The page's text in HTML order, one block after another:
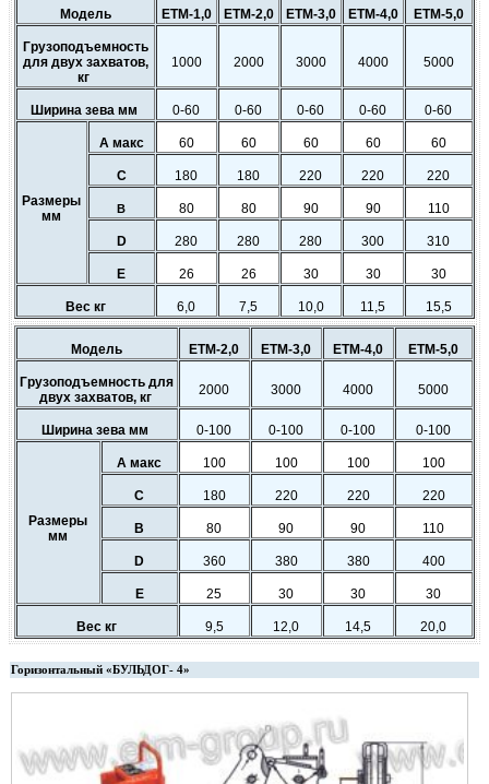
Модель ETM-1,0 ETM-2,0 ETM-3,0 ETM-4,0 ETM-5,0
Грузоподъемность
для двух захватов,
кг
1000 2000 3000 4000 5000
Ширина зева мм 0-60 0-60 0-60 0-60 0-60
Размеры
мм
A макс 60 60 60 60 60
C 180 180 220 220 220
B 80 80 90 90 110
D 280 280 280 300 310
E 26 26 30 30 30
Вес кг 6,0 7,5 10,0 11,5 15,5
Модель ETM-2,0 ETM-3,0 ETM-4,0 ETM-5,0
Грузоподъемность для
двух захватов, кг 2000 3000 4000 5000
Ширина зева мм 0-100 0-100 0-100 0-100
Размеры
мм
A макс 100 100 100 100
C 180 220 220 220
B 80 90 90 110
D 360 380 380 400
E 25 30 30 30
Вес кг 9,5 12,0 14,5 20,0
Горизонтальный «БУЛЬДОГ- 4»